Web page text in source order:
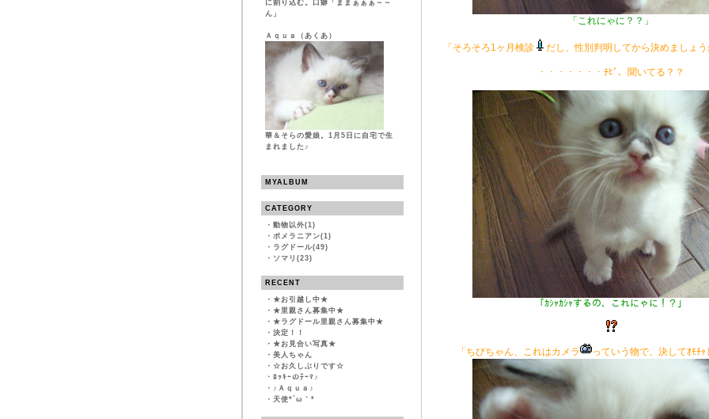
に割り込む。口癖「ままぁぁぁ～～
ん」
Ａｑｕａ（あくあ）
華＆そらの愛娘。1月5日に自宅で生
まれました♪
MYALBUM
CATEGORY
・ 動物以外(1)
・ ポメラニアン(1)
・ ラグドール(49)
・ ソマリ(23)
RECENT
・ ★お引越し中★
・ ★里親さん募集中★
・ ★ラグドール里親さん募集中★
・ 決定！！
・ ★お見合い写真★
・ 美人ちゃん
・ ☆お久しぶりです☆
・ ﾛｯｷｰのﾃｰﾏ♪
・ ♪Ａｑｕａ♪
・ 天使*´ω｀*
「これにゃに？？」
「そろそろ1ヶ月検診 だし、性別判明してから決めましょう
・・・・・・・ﾁﾋﾞ、聞いてる？？
「ｶｼｬｶｼｬするの、これにゃに！？」
「ちびちゃん、これはカメラ っていう物で、決してｵﾓﾁｬ